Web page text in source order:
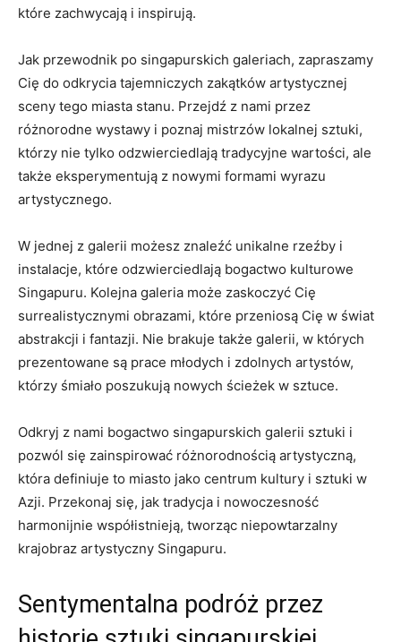
⁤które‌ zachwycają i ​inspirują.
Jak przewodnik po‌ singapurskich galeriach, zapraszamy ​
Cię⁤ do odkrycia tajemniczych zakątków artystycznej
sceny tego ‍miasta stanu. Przejdź​ z nami przez
różnorodne wystawy i poznaj mistrzów lokalnej sztuki,
którzy nie tylko odzwierciedlają‍ tradycyjne ⁤wartości, ale
także‌ eksperymentują z nowymi formami⁢ wyrazu
‍artystycznego.
W jednej ⁣z galerii możesz znaleźć unikalne rzeźby ⁣i
instalacje, które odzwierciedlają bogactwo kulturowe
⁤Singapuru. Kolejna galeria ‌może zaskoczyć Cię
surrealistycznymi obrazami, które ⁤przeniosą Cię w świat
abstrakcji ⁢i‍ fantazji.‍ Nie brakuje także galerii, w których
prezentowane są prace młodych i zdolnych artystów,
którzy śmiało poszukują nowych⁢ ścieżek ⁤w sztuce.
Odkryj z nami⁣ bogactwo singapurskich galerii‌ sztuki​ i
pozwól się zainspirować różnorodnością artystyczną,
która‍ definiuje⁢ to miasto jako centrum kultury i sztuki w
Azji. Przekonaj się, jak tradycja i nowoczesność
⁣harmonijnie współistnieją, tworząc niepowtarzalny
krajobraz artystyczny Singapuru.
Sentymentalna⁣ podróż​ przez